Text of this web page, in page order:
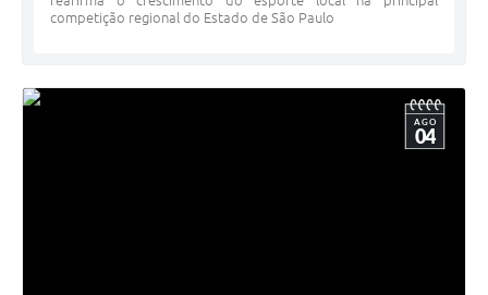
competição regional do Estado de São Paulo
AGO
04